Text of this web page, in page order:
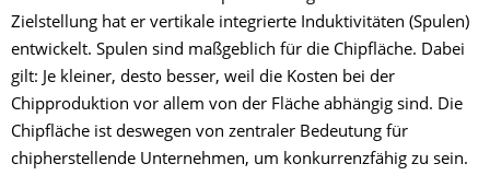
Zielstellung hat er vertikale integrierte Induktivitäten (Spulen)
entwickelt. Spulen sind maßgeblich für die Chipfläche. Dabei
gilt: Je kleiner, desto besser, weil die Kosten bei der
Chipproduktion vor allem von der Fläche abhängig sind. Die
Chipfläche ist deswegen von zentraler Bedeutung für
chipherstellende Unternehmen, um konkurrenzfähig zu sein.